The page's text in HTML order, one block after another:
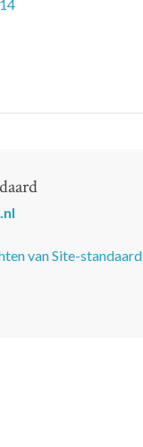
van Site-standaard